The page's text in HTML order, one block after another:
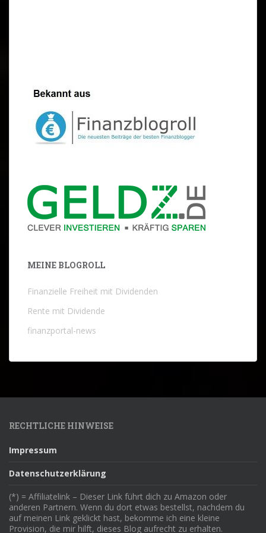
MEINE BLOGROLL
Finanzielle Freiheit mit Dividenden
Rente mit Dividende
finanzportal-news
RECHTLICHE HINWEISE
Impressum
Datenschutzerklärung
(*) = Affiliatelink – Dieser Link führt dich zu Amazon oder
anderen Partnern. Wenn du dort etwas bestellst, nachdem du
auf meinen Link geklickt hast, bekomme ich eine kleine
Provision, die mir hilft, dieses Blog aufrecht zu erhalten.